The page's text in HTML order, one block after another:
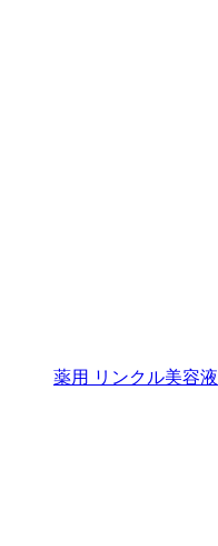
薬用 リンクル美容液